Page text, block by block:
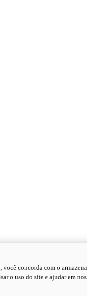
concorda com o
o uso do site e ajudar em